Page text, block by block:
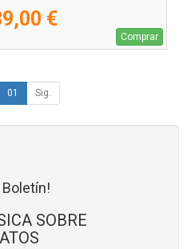
€
Comprar
01 Sig.
SOBRE